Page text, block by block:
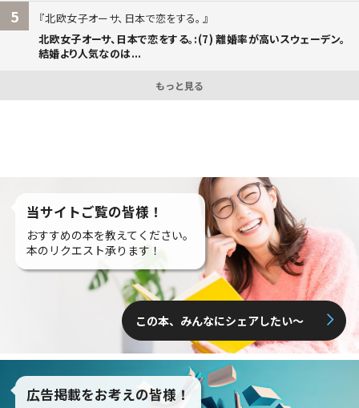
5
北欧女子オーサ、日本で恋をする。
北欧女子オーサ、日本で恋をする。:(7) 離婚率が高いスウェーデン。
結婚より人気なのは...
もっと見る
当サイトご覧の皆様！
おすすめの本を教えてください。
本のリクエスト承ります！
この本、みんなにシェアしたい〜
広告掲載をお考えの皆様！